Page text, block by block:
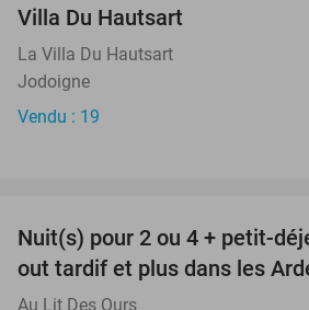
Villa Du Hautsart
La Villa Du Hautsart
Jodoigne
Vendu : 19
Nuit(s) pour 2 ou 4 + petit-
out tardif et plus dans les
Au Lit Des Ours